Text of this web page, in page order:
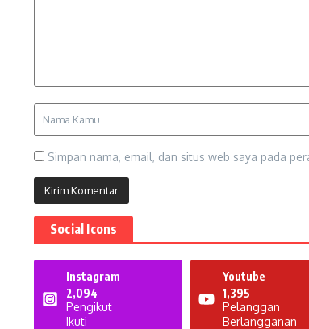
Simpan nama, email, dan situs web saya pada
Social Icons
Instagram
2,094
Pengikut
Ikuti
Youtube
1,395
Pelanggan
Berlangganan